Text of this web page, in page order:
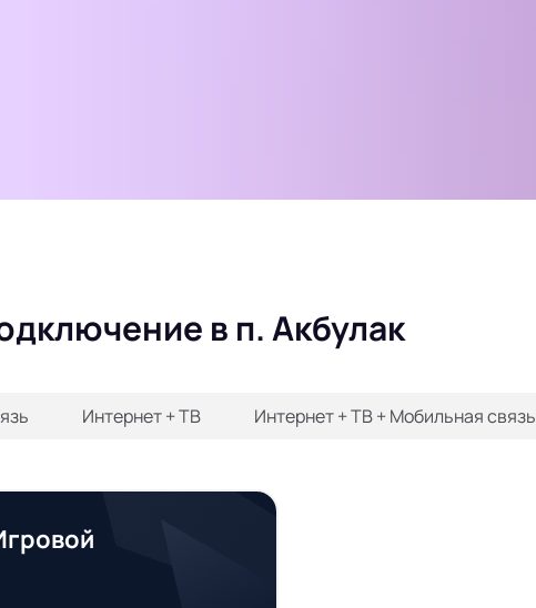
в п. Акбулак
Интернет + ТВ Интернет + ТВ + Мобильная связь